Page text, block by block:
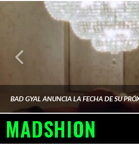
MADSHION